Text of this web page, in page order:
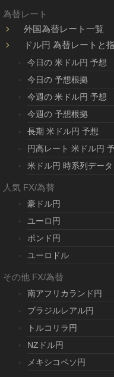
為替レート
外国為替レート一覧
ドル円 為替レートと
今日の 米ドル円 予想
今日の 予想根拠
今週の 米ドル円 予想
今週の 予想根拠
長期 米ドル円 予想
円高レート 米ドル円
米ドル円 時系列データ
人気 FX/為替
豪ドル円
ユーロ円
ポンド円
ユーロドル
その他 FX/為替
南アフリカランド円
ブラジルレアル円
トルコリラ円
NZドル円
メキシコペソ円